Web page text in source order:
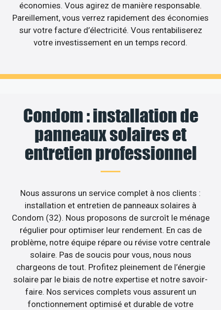
économies. Vous agirez de manière responsable.
Pareillement, vous verrez rapidement des économies
sur votre facture d’électricité. Vous rentabiliserez
votre investissement en un temps record.
Condom : installation de
panneaux solaires et
entretien professionnel
Nous assurons un service complet à nos clients :
installation et entretien de panneaux solaires à
Condom (32). Nous proposons de surcroît le ménage
régulier pour optimiser leur rendement. En cas de
problème, notre équipe répare ou révise votre centrale
solaire. Pas de soucis pour vous, nous nous
chargeons de tout. Profitez pleinement de l’énergie
solaire par le biais de notre expertise et notre savoir-
faire. Nos services complets vous assurent un
fonctionnement optimisé et durable de votre